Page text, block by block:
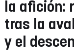
la afición:
tras la
y el